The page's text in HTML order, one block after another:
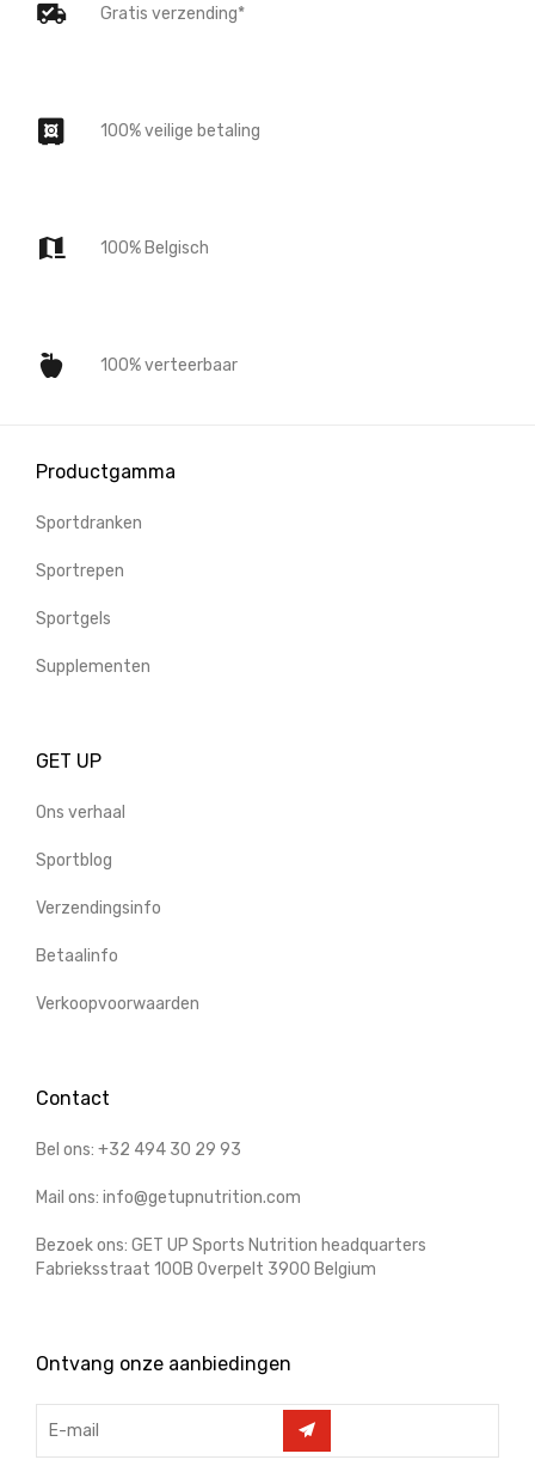
Gratis verzending*
100% veilige betaling
100% Belgisch
100% verteerbaar
Productgamma
Sportdranken
Sportrepen
Sportgels
Supplementen
GET UP
Ons verhaal
Sportblog
Verzendingsinfo
Betaalinfo
Verkoopvoorwaarden
Contact
Bel ons: +32 494 30 29 93
Mail ons: info@getupnutrition.com
Bezoek ons: GET UP Sports Nutrition headquarters
Fabrieksstraat 100B Overpelt 3900 Belgium
Ontvang onze aanbiedingen